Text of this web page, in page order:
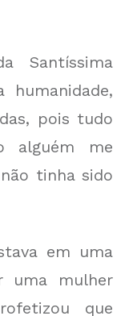
Santíssima
humanidade,
pois tudo
alguém me
tinha sido
em uma
uma mulher
que